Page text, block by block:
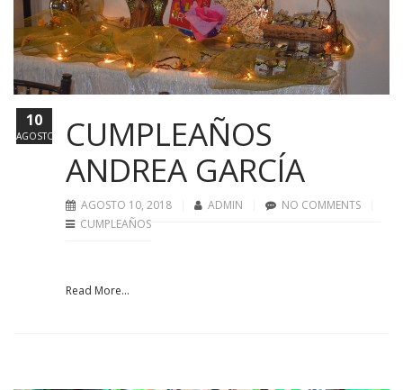
CUMPLEAÑOS
ANDREA GARCÍA
AGOSTO 10, 2018 ADMIN
NO COMMENTS
CUMPLEAÑOS
Read More...
10
AGOSTO